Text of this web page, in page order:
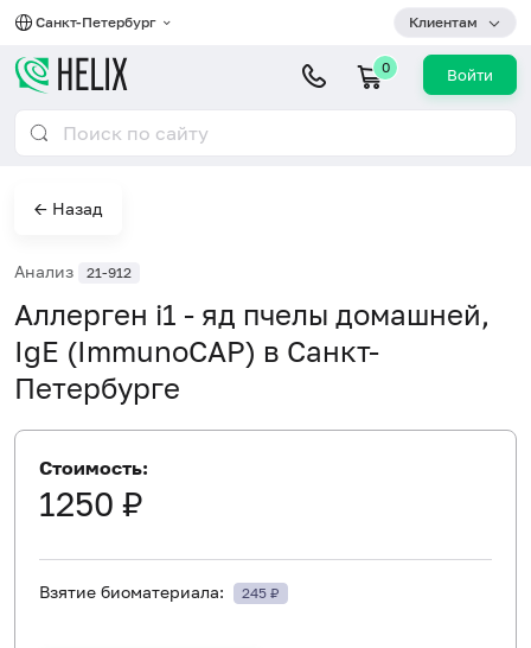
Санкт-Петербург Клиентам
0 Войти
← Назад
Анализ 21-912
Аллерген i1 - яд пчелы домашней,
IgE (ImmunoCAP) в Санкт-
Петербурге
Стоимость:
1250 ₽
Взятие биоматериала: 245 ₽